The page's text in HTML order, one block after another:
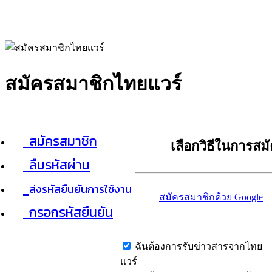
สมัครสมาชิกไทยแวร์
สมัครสมาชิก
ลืมรหัสผ่าน
ส่งรหัสยืนยันการใช้งาน
กรอกรหัสยืนยัน
เลือกวิธีในการส
สมัครสมาชิกด้วย Google
ฉันต้องการรับข่าวสารจากไทย
แวร์